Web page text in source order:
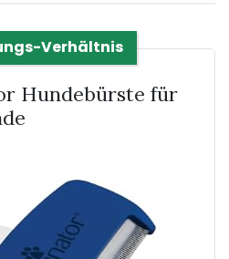
Verhältnis
Hundebürste für